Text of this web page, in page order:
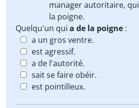
manager autoritaire, qui
la poigne.
Quelqu'un qui a de la poigne :
a un gros ventre.
est agressif.
a de l'autorité.
sait se faire obéir.
est pointilleux.